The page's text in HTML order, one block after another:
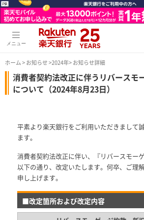
メニュー
ホーム>お知らせ>2024年> お知らせ詳細
消費者契約法改正に伴うリバースモ
について（2024年8月23日）
平素より楽天銀行をご利用いただきまして
ます。
消費者契約法改正に伴い、『リバースモー
以下の通り、改定いたします。何卒、ご理
申し上げます。
■改定箇所および改定内容